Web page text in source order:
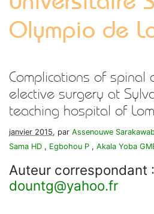
Olympio de
Complications of spinal
elective surgery at
teaching hospital of
janvier 2015, par Assenouwe
Sama HD , Egbohou P , Akala Yoba
Auteur correspondant
dountg@yahoo.fr